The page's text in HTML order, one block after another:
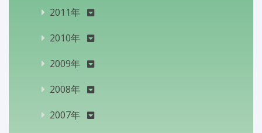
2011年
2010年
2009年
2008年
2007年